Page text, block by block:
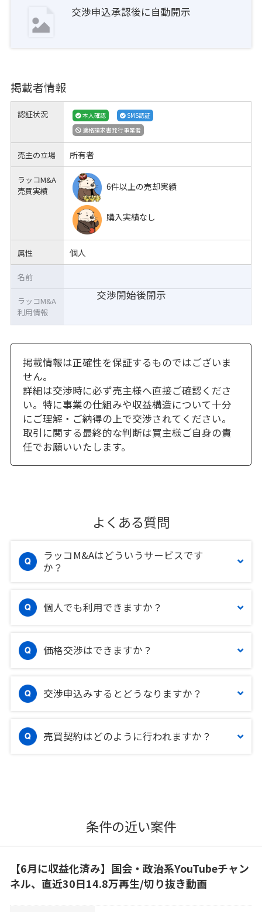
交渉申込承認後に自動開示
掲載者情報
認証状況 本人確認
SMS認証
適格請求書発行事業者
売主の立場 所有者
ラッコM&A
売買実績
6件以上の売却実績
購入実績なし
属性 個人
交渉開始後開示
名前
ラッコM&A
利用情報
掲載情報は正確性を保証するものではございま
せん。
詳細は交渉時に必ず売主様へ直接ご確認くださ
い。特に事業の仕組みや収益構造について十分
にご理解・ご納得の上で交渉されてください。
取引に関する最終的な判断は買主様ご自身の責
任でお願いいたします。
よくある質問
ラッコM&Aはどういうサービスです
か？
個人でも利用できますか？
価格交渉はできますか？
交渉申込みするとどうなりますか？
売買契約はどのように行われますか？
条件の近い案件
【6月に収益化済み】国会・政治系YouTubeチャン
ネル、直近30日14.8万再生/切り抜き動画